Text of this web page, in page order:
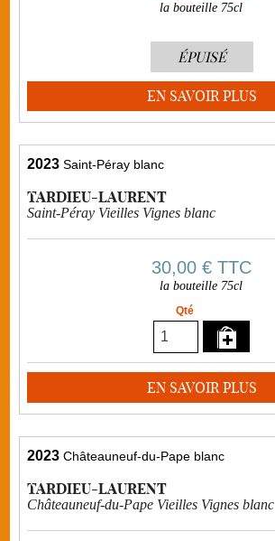
la bouteille 75cl
ÉPUISÉ
EN SAVOIR PLUS
2023 Saint-Péray blanc
TARDIEU-LAURENT
Saint-Péray Vieilles Vignes blanc
30,00 €TTC
la bouteille 75cl
Qté
EN SAVOIR PLUS
2023 Châteauneuf-du-Pape blanc
TARDIEU-LAURENT
Châteauneuf-du-Pape Vieilles Vignes blanc